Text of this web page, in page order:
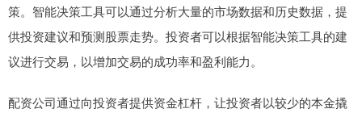
策。智能决策工具可以通过分析大量的市场数据和历史数据，提
供投资建议和预测股票走势。投资者可以根据智能决策工具的建
议进行交易，以增加交易的成功率和盈利能力。
配资公司通过向投资者提供资金杠杆，让投资者以较少的本金撬